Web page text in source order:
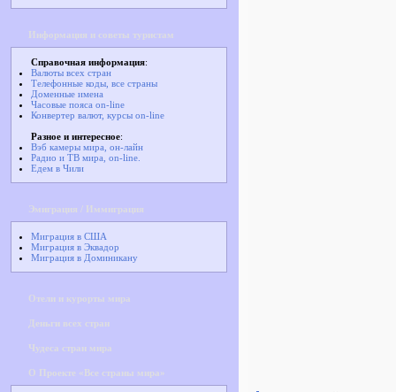
Информация и советы туристам
Справочная информация:
Валюты всех стран
Телефонные коды, все страны
Доменные имена
Часовые пояса on-line
Конвертер валют, курсы on-line
Разное и интересное:
Вэб камеры мира, он-лайн
Радио и ТВ мира, on-line.
Едем в Чили
Эмиграция / Иммиграция
Миграция в США
Миграция в Эквадор
Миграция в Доминикану
Отели и курорты мира
Деньги всех стран
Чудеса стран мира
О Проекте «Все страны мира»